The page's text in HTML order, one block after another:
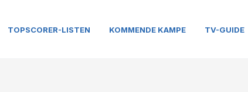
TOPSCORER-LISTEN KOMMENDE KAMPE TV-GUIDE